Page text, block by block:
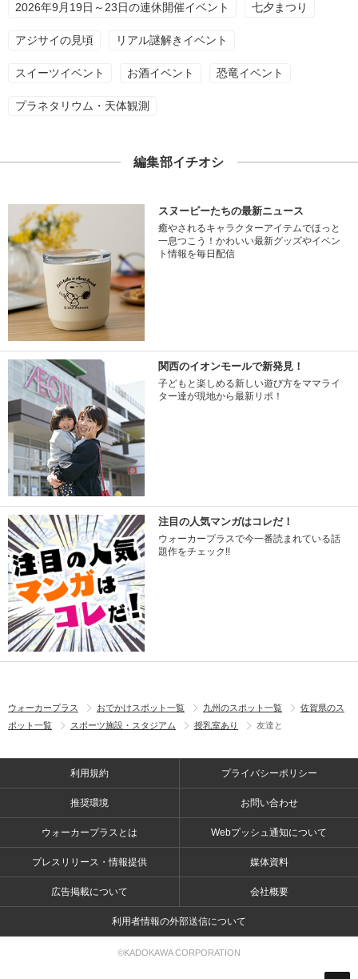
2026年9月19日～23日の連休開催イベント 七夕まつり
アジサイの見頃 リアル謎解きイベント
スイーツイベント お酒イベント 恐竜イベント
プラネタリウム・天体観測
編集部イチオシ
スヌーピーたちの最新ニュース
癒やされるキャラクターアイテムでほっと
一息つこう！かわいい最新グッズやイベン
ト情報を毎日配信
関西のイオンモールで新発見！
子どもと楽しめる新しい遊び方をママライ
ター達が現地から最新リポ！
注目の人気マンガはコレだ！
ウォーカープラスで今一番読まれている話
題作をチェック!!
ウォーカープラス おでかけスポット一覧 九州のスポット一覧
佐賀県のス
ポット一覧
スポーツ施設・スタジアム 授乳室あり 友達と
利用規約 プライバシーポリシー
推奨環境 お問い合わせ
ウォーカープラスとは Webプッシュ通知について
プレスリリース・情報提供 媒体資料
広告掲載について 会社概要
利用者情報の外部送信について
©KADOKAWA CORPORATION